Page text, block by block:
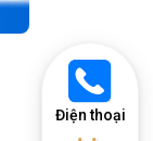
Điện thoại